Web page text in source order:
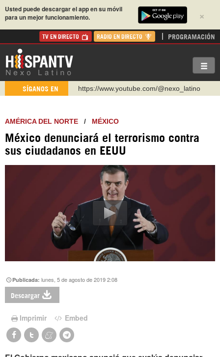
×
Usted puede descargar el app en su móvil
para un mejor funcionamiento.
TV EN DIRECTO RADIO EN DIRECTO PROGRAMACIÓN
SÍGANOS EN
https://www.youtube.com/@nexo_latino
https://t.me/hispantvcanal
https://urmedium.com/c/hispantv
WhatsApp y Viber: +98 921 79 29 404
https://www.facebook.com/Nexolatino.Canal
AMÉRICA DEL NORTE / MÉXICO
México denunciará el terrorismo contra
sus ciudadanos en EEUU
Publicada:lunes, 5 de agosto de 2019 2:08
Descargar
Imprimir Embed